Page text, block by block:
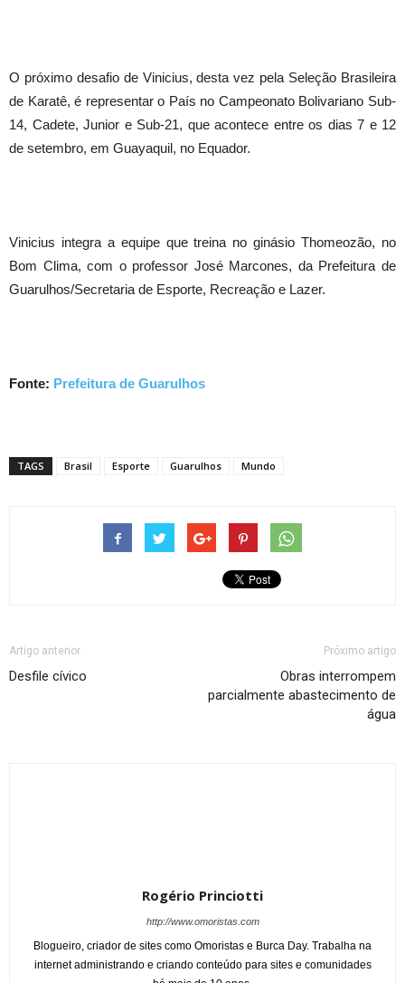
O próximo desafio de Vinicius, desta vez pela Seleção Brasileira
de Karatê, é representar o País no Campeonato Bolivariano Sub-
14, Cadete, Junior e Sub-21, que acontece entre os dias 7 e 12
de setembro, em Guayaquil, no Equador.
Vinicius integra a equipe que treina no ginásio Thomeozão, no
Bom Clima, com o professor José Marcones, da Prefeitura de
Guarulhos/Secretaria de Esporte, Recreação e Lazer.
Fonte: Prefeitura de Guarulhos
TAGS Brasil Esporte Guarulhos Mundo
Artigo anterior
Desfile cívico
Próximo artigo
Obras interrompem
parcialmente abastecimento de
água
Rogério Princiotti
http://www.omoristas.com
Blogueiro, criador de sites como Omoristas e Burca Day. Trabalha na
internet administrando e criando conteúdo para sites e comunidades